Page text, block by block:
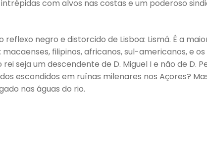
com alvos nas costas e um poderoso
reflexo negro e distorcido de Lisboa: Lismá. É a
filipinos, africanos, sul-americanos, e
seja um descendente de D. Miguel I e não de D.
escondidos em ruínas milenares nos Açores?
nas águas do rio.